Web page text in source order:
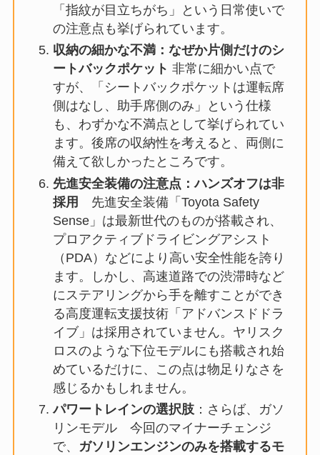
「指紋が目立ちがち」という日常使いで
の注意点も挙げられています。
収納の細かな不満：なぜか片側だけのシ
ートバックポケット 非常に細かい点で
すが、「シートバックポケットは運転席
側はなし、助手席側のみ」という仕様
も、わずかな不満点として挙げられてい
ます。後席の収納性を考えると、両側に
備えて欲しかったところです。
先進安全装備の注意点：ハンズオフは非
採用
先進安全装備「Toyota Safety
Sense」は最新世代のものが搭載され、
プロアクティブドライビングアシスト
（PDA）などにより高い安全性能を誇り
ます。しかし、高速道路での渋滞時など
にステアリングから手を離すことができ
る高度運転支援技術「アドバンスドドラ
イブ」は採用されていません。ヤリスク
ロスのような下位モデルにも搭載され始
めているだけに、この点は物足りなさを
感じるかもしれません。
パワートレインの選択肢：さらば、ガソ
リンモデル 今回のマイナーチェンジ
で、
ガソリンエンジンのみを搭載するモ